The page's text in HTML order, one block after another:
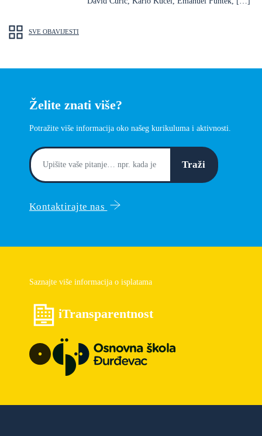
SVE OBAVIJESTI
Želite znati više?
Potražite više informacija oko našeg kurikuluma i aktivnosti.
Traži
Kontaktirajte nas
Saznajte više informacija o isplatama
iTransparentnost